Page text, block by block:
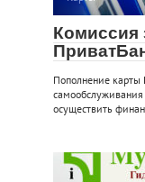
Комиссия
Пополнение карты
осуществить